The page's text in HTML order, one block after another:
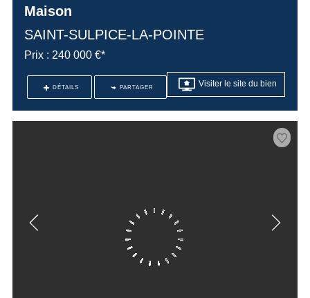
Maison
SAINT-SULPICE-LA-POINTE
Prix : 240 000 €*
DÉTAILS PARTAGER Visiter le site du bien